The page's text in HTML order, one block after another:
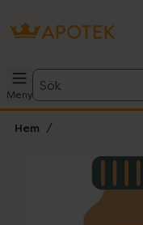
Meny
Sök
Hem
Lista: .